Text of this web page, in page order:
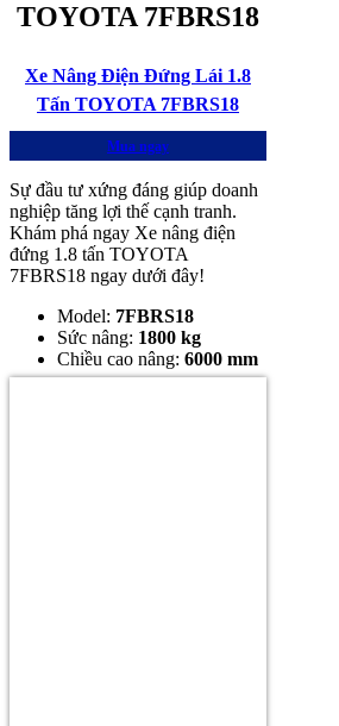
TOYOTA 7FBRS18
Xe Nâng Điện Đứng Lái 1.8
Tấn TOYOTA 7FBRS18
Mua ngay
Sự đầu tư xứng đáng giúp doanh
nghiệp tăng lợi thế cạnh tranh.
Khám phá ngay Xe nâng điện
đứng 1.8 tấn TOYOTA
7FBRS18 ngay dưới đây!
Model: 7FBRS18
Sức nâng: 1800 kg
Chiều cao nâng: 6000 mm